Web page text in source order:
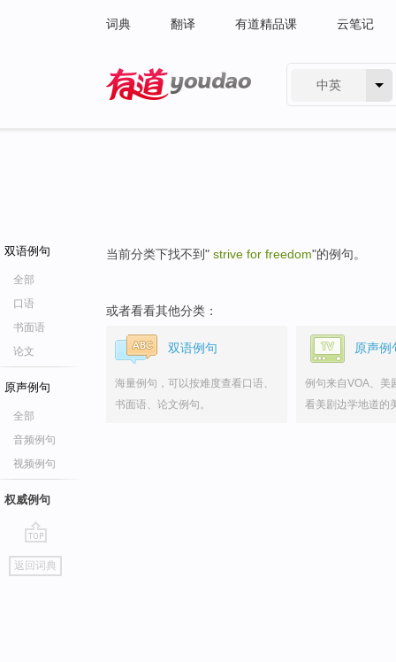
词典 翻译 有道精品课 云笔记
中英
双语例句
全部
口语
书面语
论文
原声例句
全部
音频例句
视频例句
权威例句
go
top
返回词典
当前分类下找不到" strive for freedom"的例句。
或者看看其他分类：
双语例句
海量例句，可以按难度查看口语、
书面语、论文例句。
原声例
例句来自VOA、美
看美剧边学地道的